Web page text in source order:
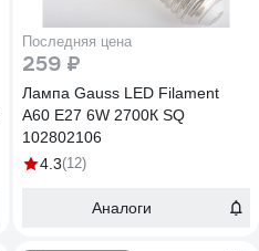
Последняя цена
259 ₽
Лампа Gauss LED Filament
A60 E27 6W 2700К SQ
102802106
4.3(12)
Аналоги